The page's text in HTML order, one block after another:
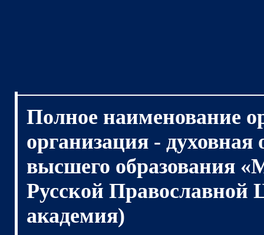
Полное наименование
организация - духовная
высшего образования
Русской Православной
академия)